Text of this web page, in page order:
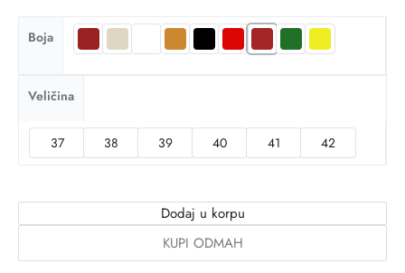
Boja
Veličina
37 38 39 40 41 42
Dodaj u korpu
KUPI ODMAH